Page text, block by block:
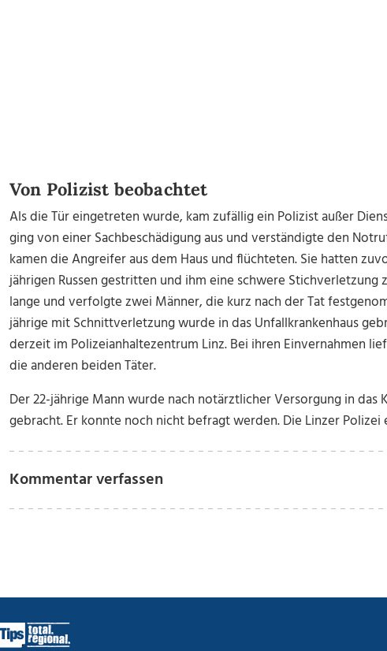
Von Polizist beobachtet
Als die Tür eingetreten wurde, kam zufällig ein Polizist außer
ging von einer Sachbeschädigung aus und verständigte den
kamen die Angreifer aus dem Haus und flüchteten. Sie hatten
jährigen Russen gestritten und ihm eine schwere
lange und verfolgte zwei Männer, die kurz nach der Tat
jährige mit Schnittverletzung wurde in das Unfallkrankenhaus
derzeit im Polizeianhaltezentrum Linz. Bei ihren Einvernahmen
die anderen beiden Täter.
Der 22-jährige Mann wurde nach notärztlicher Versorgung in das
gebracht. Er konnte noch nicht befragt werden. Die Linzer
Kommentar verfassen